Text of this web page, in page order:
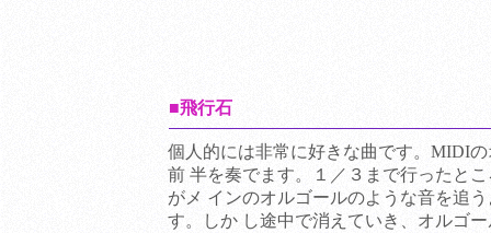
■飛行石
個人的には非常に好きな曲です。MIDI
前 半を奏でます。１／３まで行ったと
がメ インのオルゴールのような音を追
す。しか し途中で消えていき、オルゴ